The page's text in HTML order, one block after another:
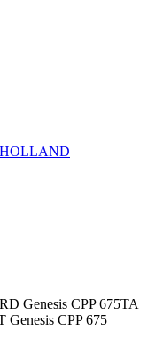
HOLLAND
Genesis CPP 675TA
Genesis CPP 675